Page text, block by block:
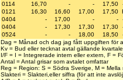
0114
16,70 - - 17,50
0121
16,30 16,60 17,00 17,50
0404
- 17,00 - -
0404
- 17,30 17,30 17,30
0524
- - 18,00 18,50
Dag = Månad och dag jag fått uppgiften för
Kv = Bud eller tecknat avtal gällande
I/F = I = Integrerade intern eller extern, F =
Antal = Antal grisar som avtalet omfattar
Reg = Region: S = Södra Sverige, M = Mella
Slakteri = Slakteri,eller siffra (för att inte